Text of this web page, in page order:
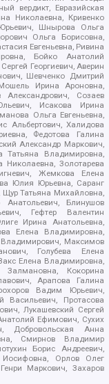
вердикт, Евразийская
Николаевна, Кривенко
Шнырова Ольга
Ольга Борисовна,
Евгеньевна, Ривина
Бойко Анатолий
Георгиевич, Аверин
Шевченко Дмитрий
Ирина Ароновна,
Созаев
Исакова Ирина
Ольга Евгеньевна,
Альбертович, Халидова
Федотова Галина
Александр Маркович,
Татьяна Владимировна,
Николаевна, Золотарева
Жемкова Елена
Юлия Юрьевна, Саранг
Щур Татьяна Михайловна,
Блинушов
Гефтер Валентин
Ирина Анатольевна,
Елена Владимировна,
Владимирович, Максимов
Голубева Елена
Елена Владимировна,
Кокорина
Арапова Галина
Вадим Юрьевич,
Васильевич, Протасова
Лукашевский Сергей
Ефимович, Сухих
Добровольская Анна
Смирнов Владимир
Борис Андреевич,
Орлов Олег
Маркович, Захаров